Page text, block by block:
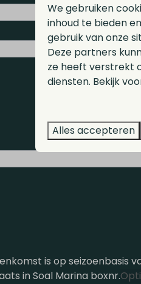
is op seizoenbasis
in Soal Marina boxnr.
We gebruiken
inhoud te bieden
gebruik van onze
Deze partners
ze heeft verstrekt
diensten. Bekijk
Alles accepteren